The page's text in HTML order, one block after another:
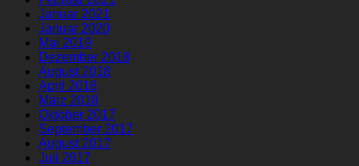
Januar 2021
Januar 2020
Mai 2019
Dezember 2018
August 2018
April 2018
März 2018
Oktober 2017
September 2017
August 2017
Juli 2017